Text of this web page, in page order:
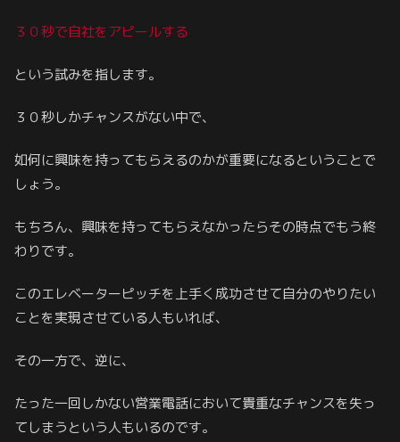
３０秒で自社をアピールする
という試みを指します。
３０秒しかチャンスがない中で、
如何に興味を持ってもらえるのかが重要になるということで
しょう。
もちろん、興味を持ってもらえなかったらその時点でもう終
わりです。
このエレベーターピッチを上手く成功させて自分のやりたい
ことを実現させている人もいれば、
その一方で、逆に、
たった一回しかない営業電話において貴重なチャンスを失っ
てしまうという人もいるのです。